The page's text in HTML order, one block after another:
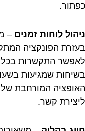
כפתור.
ניהול לוחות זמנים –
בעזרת הפונקציה
לאפשר התקשרות בכל
בשיחות שמגיעות
האופציה המורחבת
ליצירת קשר.